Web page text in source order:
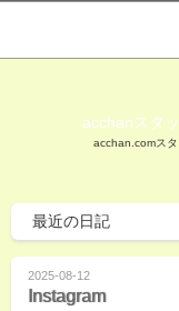
acchanスタ
acchan.comスタ
2025-08-12
Instagram